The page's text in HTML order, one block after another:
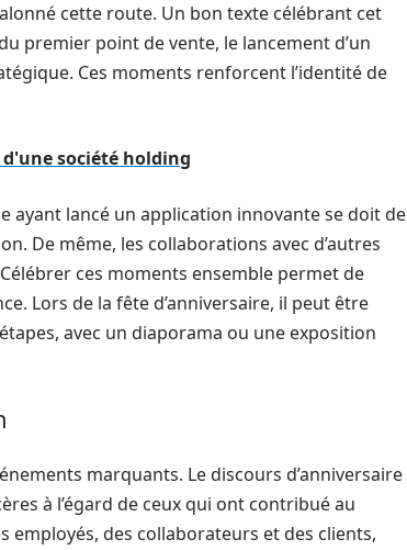
cette route. Un bon texte célébrant cet
premier point de vente, le lancement d’un
Ces moments renforcent l’identité de
société holding
ayant lancé un application innovante se doit de
De même, les collaborations avec d’autres
ces moments ensemble permet de
Lors de la fête d’anniversaire, il peut être
avec un diaporama ou une exposition
marquants. Le discours d’anniversaire
à l’égard de ceux qui ont contribué au
employés, des collaborateurs et des clients,